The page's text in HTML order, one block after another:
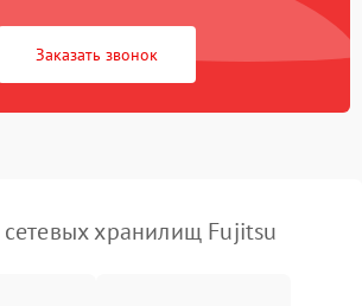
Заказать звонок
хранилищ Fujitsu